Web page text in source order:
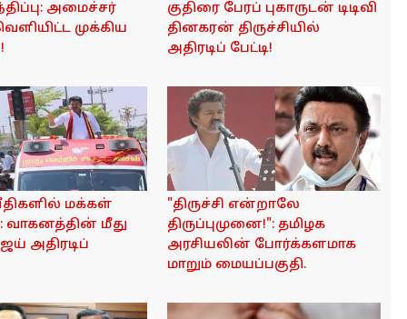
அமைச்சர்
முக்கிய
குதிரை பேரப் புகாருடன் டிடிவி
தினகரன் திருச்சியில்
அதிரடிப் பேட்டி!
மக்கள்
மீது
அதிரடிப்
"திருச்சி என்றாலே
திருப்புமுனை!": தமிழக
அரசியலின் போர்க்களமாக
மாறும் மையப்பகுதி.